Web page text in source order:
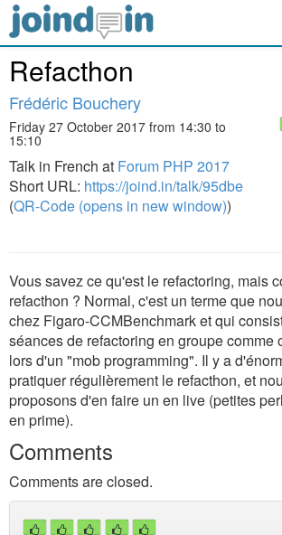
Refacthon
Frédéric Bouchery
Friday 27 October 2017 from 14:30 to
15:10
Talk in French at Forum PHP 2017
Short URL: https://joind.in/talk/95dbe
(QR-Code (opens in new window))
Vous savez ce qu'est le refactoring, mais
refacthon ? Normal, c'est un terme que
chez Figaro-CCMBenchmark et qui
séances de refactoring en groupe comme
lors d'un "mob programming". Il y a
pratiquer régulièrement le refacthon, et
proposons d'en faire un en live (petites
en prime).
Comments
Comments are closed.